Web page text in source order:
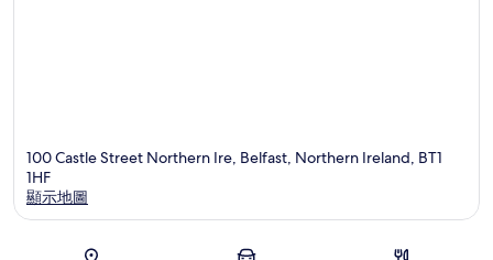
100 Castle Street Northern Ire, Belfast, Northern Ireland, BT1
1HF
顯示地圖